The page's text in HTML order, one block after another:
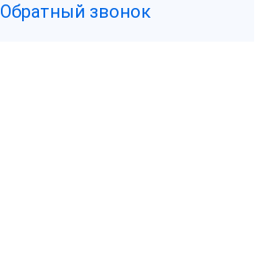
Обратный звонок